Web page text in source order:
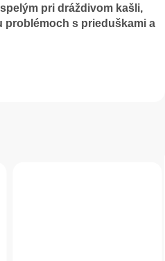
pri dráždivom kašli,
problémoch s prieduškami a